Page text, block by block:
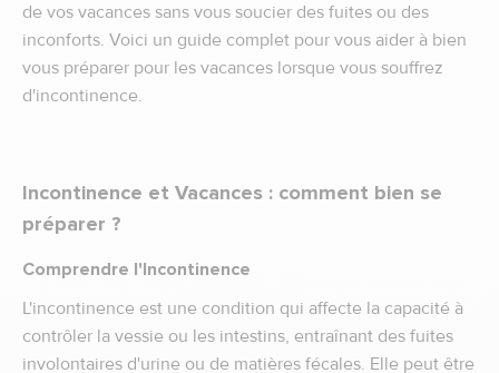
de vos vacances sans vous soucier des fuites ou des
inconforts. Voici un guide complet pour vous aider à bien
vous préparer pour les vacances lorsque vous souffrez
d'incontinence.
Incontinence et Vacances : comment bien se
préparer ?
Comprendre l'Incontinence
L'incontinence est une condition qui affecte la capacité à
contrôler la vessie ou les intestins, entraînant des fuites
involontaires d'urine ou de matières fécales. Elle peut être